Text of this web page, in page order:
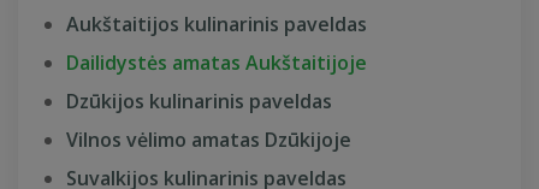
Aukštaitijos kulinarinis paveldas
Dailidystės amatas Aukštaitijoje
Dzūkijos kulinarinis paveldas
Vilnos vėlimo amatas Dzūkijoje
Suvalkijos kulinarinis paveldas